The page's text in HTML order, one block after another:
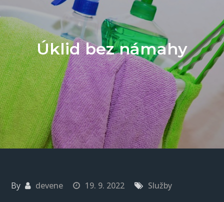
Úklid bez námahy
By devene 19. 9. 2022 Služby